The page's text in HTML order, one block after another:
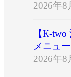
2026年8
【K-
メニュ
2026年8